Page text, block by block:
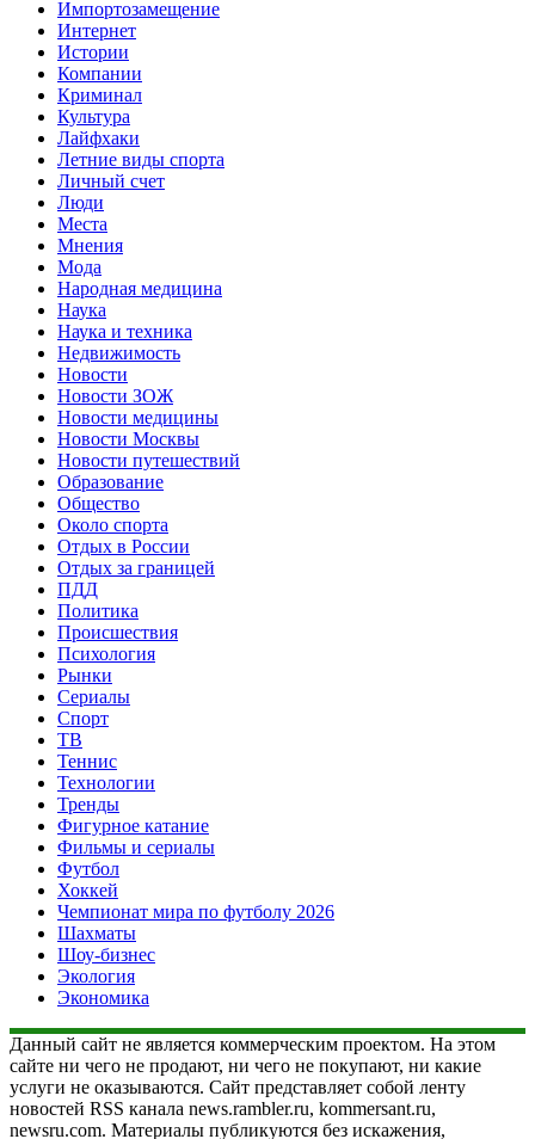
Импортозамещение
Интернет
Истории
Компании
Криминал
Культура
Лайфхаки
Летние виды спорта
Личный счет
Люди
Места
Мнения
Мода
Народная медицина
Наука
Наука и техника
Недвижимость
Новости
Новости ЗОЖ
Новости медицины
Новости Москвы
Новости путешествий
Образование
Общество
Около спорта
Отдых в России
Отдых за границей
ПДД
Политика
Происшествия
Психология
Рынки
Сериалы
Спорт
ТВ
Теннис
Технологии
Тренды
Фигурное катание
Фильмы и сериалы
Футбол
Хоккей
Чемпионат мира по футболу 2026
Шахматы
Шоу-бизнес
Экология
Экономика
Данный сайт не является коммерческим проектом. На этом
сайте ни чего не продают, ни чего не покупают, ни какие
услуги не оказываются. Сайт представляет собой ленту
новостей RSS канала news.rambler.ru, kommersant.ru,
newsru.com. Материалы публикуются без искажения,